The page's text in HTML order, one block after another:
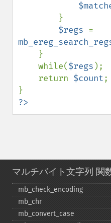
$regs
    while(
$regs );
    return
$count;
?>
マルチバイト文字列 関
mb_​check_​encoding
mb_​chr
mb_​convert_​case